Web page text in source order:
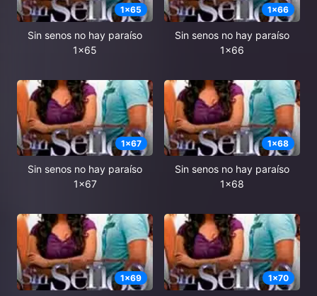
1x65
Sin senos no hay paraíso
1x65
1x66
Sin senos no hay paraíso
1x66
1x67
Sin senos no hay paraíso
1x67
1x68
Sin senos no hay paraíso
1x68
1x69 1x70